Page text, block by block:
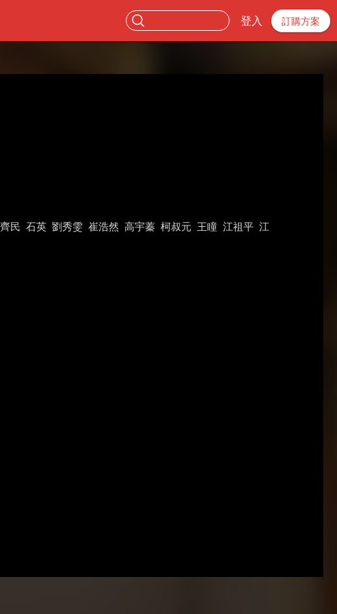
登入 訂購方案
民 石英 劉秀雯 崔浩然 高宇蓁 柯叔元 王瞳 江祖平 江